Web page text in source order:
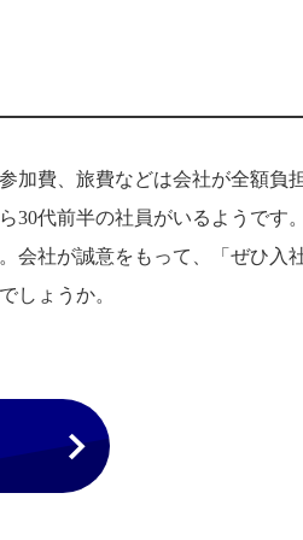
加費、旅費などは会社が全額負
代前半の社員がいるようです。
会社が誠意をもって、「ぜひ入
しょうか。